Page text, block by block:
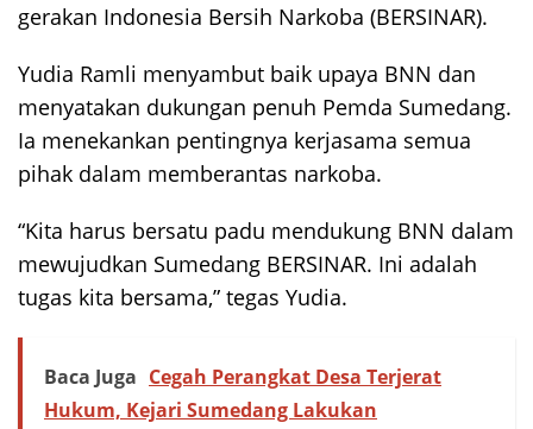
gerakan Indonesia Bersih Narkoba (BERSINAR).
Yudia Ramli menyambut baik upaya BNN dan
menyatakan dukungan penuh Pemda Sumedang.
Ia menekankan pentingnya kerjasama semua
pihak dalam memberantas narkoba.
“Kita harus bersatu padu mendukung BNN dalam
mewujudkan Sumedang BERSINAR. Ini adalah
tugas kita bersama,” tegas Yudia.
Baca Juga Cegah Perangkat Desa Terjerat
Hukum, Kejari Sumedang Lakukan